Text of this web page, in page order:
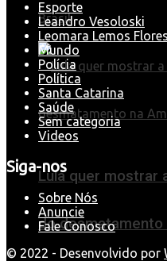
Brasil
Lula quer mostrar
do desmatamento
Esporte
Leandro Vesoloski
Leomara Lemos Flores
Mundo
Polícia
Política
Santa Catarina
Saúde
Sem categoria
Videos
Siga-nos
Sobre Nós
Anuncie
Fale Conosco
© 2022 - Desenvolvido por